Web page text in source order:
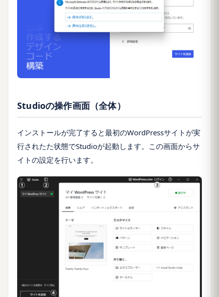
Studioの操作画面（全体）
インストールが完了すると最初のWordPressサイトが実
行されたた状態でStudioが起動します。この画面からサ
イトの設定を行います。